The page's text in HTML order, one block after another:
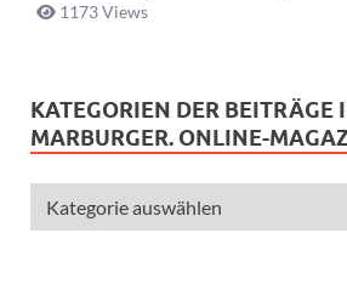
1173 Views
KATEGORIEN DER BEITRÄGE
MARBURGER. ONLINE-